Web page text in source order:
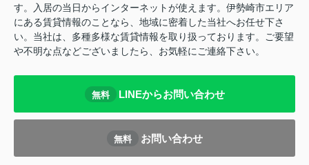
す。入居の当日からインターネットが使えます。伊勢崎市エリア
にある賃貸情報のことなら、地域に密着した当社へお任せ下さ
い。当社は、多種多様な賃貸情報を取り扱っております。ご要望
や不明な点などございましたら、お気軽にご連絡下さい。
無料 LINEからお問い合わせ
無料 お問い合わせ